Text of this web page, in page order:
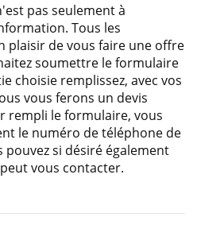
pas seulement à
Tous les
plaisir de vous faire une offre
soumettre le formulaire
choisie remplissez, avec vos
vous ferons un devis
rempli le formulaire, vous
le numéro de téléphone de
si désiré également
vous contacter.